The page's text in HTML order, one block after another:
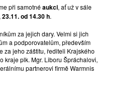
při samotnéaukci, ať už v sále
23.11. od 14.30 h.
za jejich dary. Velmi si jich
a podporovatelům, především
za jeho záštitu, řediteli Krajského
kraje plk. Mgr. Liboru Špráchalovi,
partnerovi firmě Warmnis